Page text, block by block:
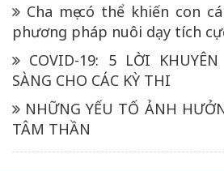
Cha mẹ có thể khiến con
phương pháp nuôi dạy tích
COVID-19: 5 LỜI
SÀNG CHO CÁC KỲ THI
NHỮNG YẾU TỐ ẢNH
TÂM THẦN